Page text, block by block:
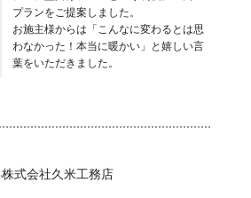
プランをご提案しました。
お施主様からは「こんなに変わるとは思
わなかった！本当に暖かい」と嬉しい言
葉をいただきました。
株式会社久米工務店